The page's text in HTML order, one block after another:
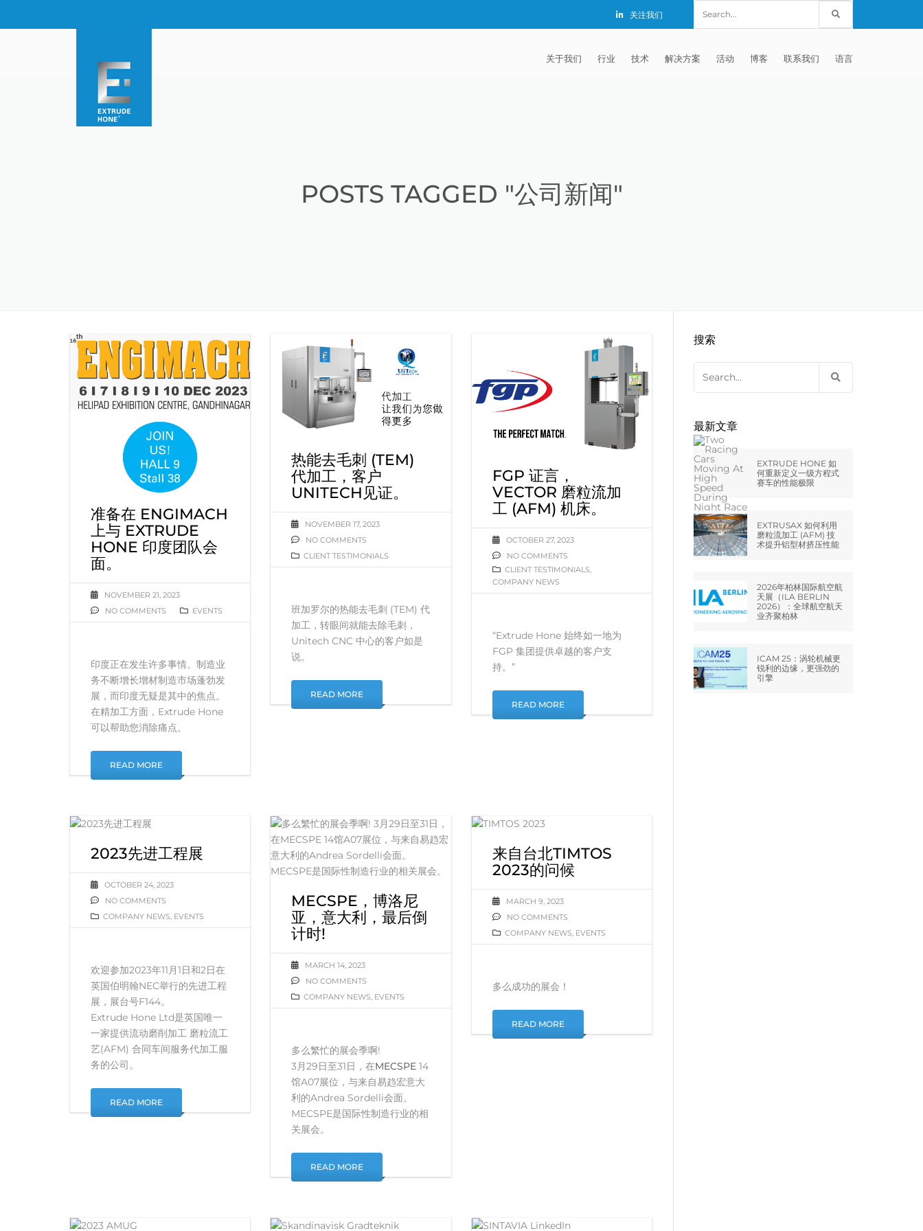
关注我们
for:
关于我们
EXTRUDE HONE LLC – HUNTLEY –
USA
EXTRUDE HONE GMBH –
HOLZGÜNZ – GERMANY
EXTRUDE HONE LTD – MILTON
KEYNES – UK
法国EXTRUDE HONE
EXTRUDE HONE ITALIA SRL
招贤纳士
行业
医疗器械精加工
技术 解决方案
来自于EXTRUDE HONE公司的机床
活动 博客 联系我们 语言
POSTS TAGGED "公司新闻"
准备在 ENGIMACH
上与 EXTRUDE
HONE 印度团队会
面。
NOVEMBER 21, 2023
NO COMMENTS
EVENTS
印度正在发生许多事情。制造业
务不断增长增材制造市场蓬勃发
展，而印度无疑是其中的焦点。
在精加工方面，Extrude Hone
可以帮助您消除痛点。
READ MORE
热能去毛刺 (TEM)
代加工，客户
UNITECH见证。
NOVEMBER 17, 2023
NO COMMENTS
CLIENT TESTIMONIALS
班加罗尔的热能去毛刺 (TEM) 代
加工，转眼间就能去除毛刺，
Unitech CNC 中心的客户如是
说。
READ MORE
FGP 证言，
VECTOR 磨粒流加
工 (AFM) 机床。
OCTOBER 27, 2023
NO COMMENTS
CLIENT TESTIMONIALS,
COMPANY NEWS
“Extrude Hone 始终如一地为
FGP 集团提供卓越的客户支
持。”
READ MORE
2023先进工程展
OCTOBER 24, 2023
NO COMMENTS
COMPANY NEWS, EVENTS
欢迎参加2023年11月1日和2日在
英国伯明翰NEC举行的先进工程
展，展台号F144。
Extrude Hone Ltd是英国唯一
一家提供流动磨削加工 磨粒流工
艺(AFM) 合同车间服务代加工服
务的公司。
READ MORE
MECSPE，博洛尼
亚，意大利，最后倒
计时!
MARCH 14, 2023
NO COMMENTS
COMPANY NEWS EVENTS
多么繁忙的展会季啊!
3月29日至31日，在MECSPE 14
馆A07展位，与来自易趋宏意大
利的Andrea Sordelli会面。
MECSPE是国际性制造行业的相
关展会。
READ MORE
来自台北TIMTOS
2023的问候
MARCH 9, 2023
NO COMMENTS
COMPANY NEWS, EVENTS
多么成功的展会！
READ MORE
搜索
for:
最新文章
EXTRUDE HONE 如
何重新定义一级方程式
赛车的性能极限
EXTRUSAX 如何利用
磨粒流加工 (AFM) 技
术提升铝型材挤压性能
2026年柏林国际航空航
天展（ILA BERLIN
2026）：全球航空航天
业齐聚柏林
ICAM 25：涡轮机械更
锐利的边缘，更强劲的
引擎